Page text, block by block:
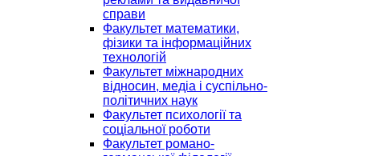
справи
Факультет математики,
фізики та інформаційних
технологій
Факультет міжнародних
відносин, медіа і суспільно-
політичних наук
Факультет психології та
соціальної роботи
Факультет романо-